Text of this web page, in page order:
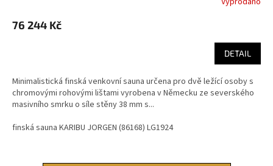
76 244 Kč
DETAIL
Minimalistická finská venkovní sauna určena pro dvě ležící osoby s
chromovými rohovými lištami vyrobena v Německu ze severského
masivního smrku o síle stěny 38 mm s...
finská sauna KARIBU JORGEN (86168) LG1924